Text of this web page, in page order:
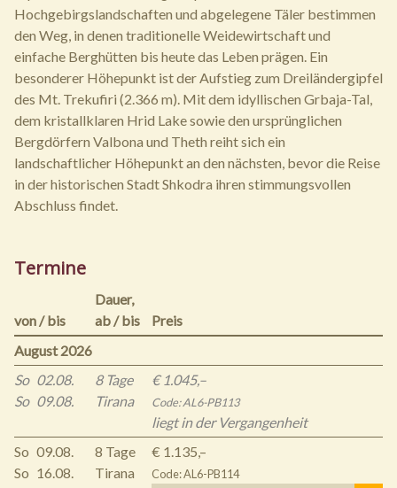
Hochgebirgslandschaften und abgelegene Täler bestimmen
den Weg, in denen traditionelle Weidewirtschaft und
einfache Berghütten bis heute das Leben prägen. Ein
besonderer Höhepunkt ist der Aufstieg zum Dreiländergipfel
des Mt. Trekufiri (2.366 m). Mit dem idyllischen Grbaja-Tal,
dem kristallklaren Hrid Lake sowie den ursprünglichen
Bergdörfern Valbona und Theth reiht sich ein
landschaftlicher Höhepunkt an den nächsten, bevor die Reise
in der historischen Stadt Shkodra ihren stimmungsvollen
Abschluss findet.
Termine
von / bis
Dauer,
ab / bis
Preis
August 2026
So
So
02.08.
09.08.
8 Tage
Tirana
€ 1.045,–
Code: AL6-PB113
liegt in der Vergangenheit
So
So
09.08.
16.08.
8 Tage
Tirana
€ 1.135,–
Code: AL6-PB114